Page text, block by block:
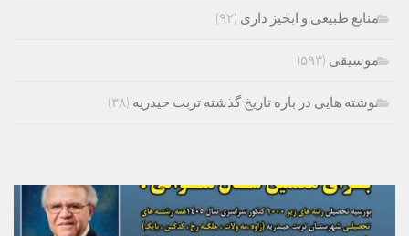
منابع طبیعی و ابخیز داری (۹۲)
موسیقی (۵۹۳)
نوشته هایی در باره تاریخ گذشته تربت حیدریه (۳۸)